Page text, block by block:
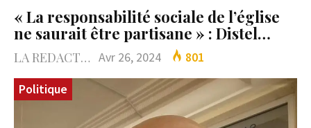
« La responsabilité sociale de l’église
ne saurait être partisane » : Distel…
LA REDACTION Avr 26, 2024
801
Politique